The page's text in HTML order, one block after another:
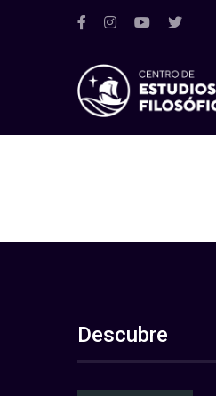
Descubre